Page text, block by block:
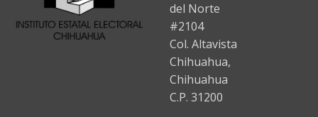
del Norte
#2104
Col. Altavista
Chihuahua,
Chihuahua
C.P. 31200